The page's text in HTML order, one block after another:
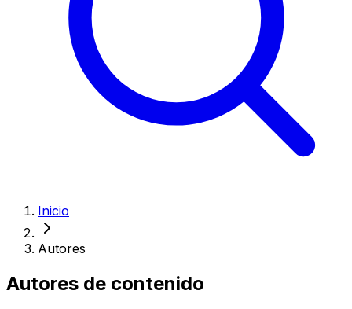
Inicio
Autores
Autores de contenido